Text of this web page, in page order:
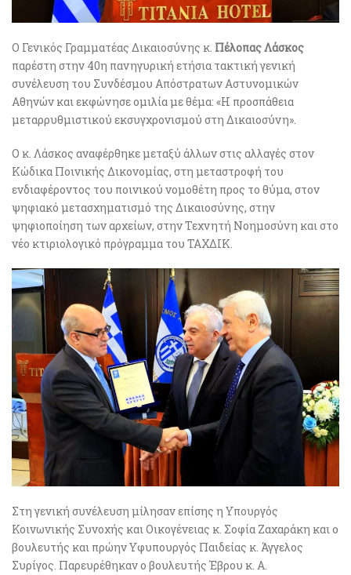
Ο Γενικός Γραμματέας Δικαιοσύνης κ. Πέλοπας Λάσκος
παρέστη στην 40η πανηγυρική ετήσια τακτική γενική
συνέλευση του Συνδέσμου Απόστρατων Αστυνομικών
Αθηνών και εκφώνησε ομιλία με θέμα: «Η προσπάθεια
μεταρρυθμιστικού εκσυγχρονισμού στη Δικαιοσύνη».
Ο κ. Λάσκος αναφέρθηκε μεταξύ άλλων στις αλλαγές στον
Κώδικα Ποινικής Δικονομίας, στη μεταστροφή του
ενδιαφέροντος του ποινικού νομοθέτη προς το θύμα, στον
ψηφιακό μετασχηματισμό της Δικαιοσύνης, στην
ψηφιοποίηση των αρχείων, στην Τεχνητή Νοημοσύνη και στο
νέο κτιριολογικό πρόγραμμα του ΤΑΧΔΙΚ.
Στη γενική συνέλευση μίλησαν επίσης η Υπουργός
Κοινωνικής Συνοχής και Οικογένειας κ. Σοφία Ζαχαράκη και ο
βουλευτής και πρώην Υφυπουργός Παιδείας κ. Άγγελος
Συρίγος. Παρευρέθηκαν ο βουλευτής Έβρου κ. Α.